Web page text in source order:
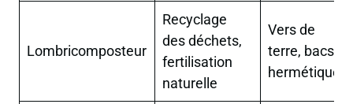
Lombricomposteur
Recyclage
des déchets,
fertilisation
naturelle
Vers de
terre, bacs
hermétiques